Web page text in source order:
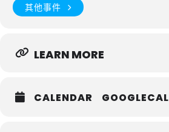
其他事件
LEARN MORE
CALENDAR GOOGLECAL